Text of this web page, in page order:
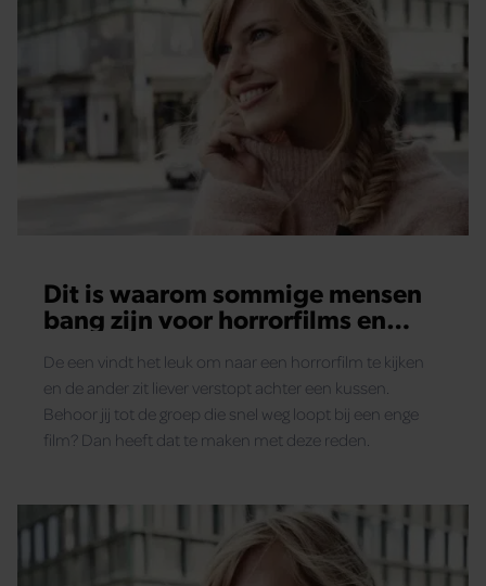
Dit is waarom sommige mensen
bang zijn voor horrorfilms en
De een vindt het leuk om naar een horrorfilm te kijken
en de ander zit liever verstopt achter een kussen.
Behoor jij tot de groep die snel weg loopt bij een enge
film? Dan heeft dat te maken met deze reden.